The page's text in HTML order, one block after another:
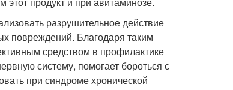
разрушительное действие
повреждений. Благодаря таким
средством в профилактике
систему, помогает бороться с
при синдроме хронической